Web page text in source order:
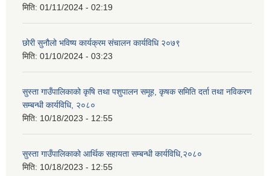
मिति: 01/11/2024 - 02:19
छोरी सुनौलो भविष्य कार्यक्रम संचालन कार्यविधि २०७९
मिति: 01/10/2024 - 03:23
सुस्ता गाउँपालिकाको कृषि तथा पशुपालन समूह, कृषक समिति दर्ता तथा नविकरण
सम्बन्धी कार्यविधि, २०८०
मिति: 10/18/2023 - 12:55
सुस्ता गाउँपालिकाको आर्थिक सहायता सम्बन्धी कार्यविधि,२०८०
मिति: 10/18/2023 - 12:55